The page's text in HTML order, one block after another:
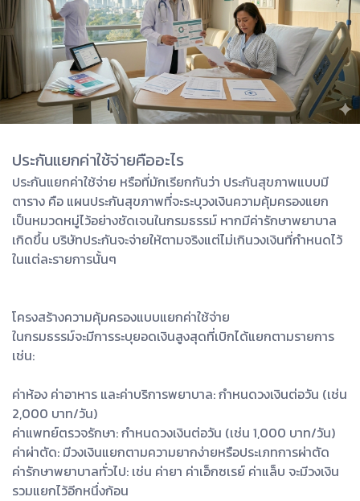
ประกันแยกค่าใช้จ่ายคืออะไร
ประกันแยกค่าใช้จ่าย หรือที่มักเรียกกันว่า ประกันสุขภาพแบบมี
ตาราง คือ แผนประกันสุขภาพที่จะระบุวงเงินความคุ้มครองแยก
เป็นหมวดหมู่ไว้อย่างชัดเจนในกรมธรรม์ หากมีค่ารักษาพยาบาล
เกิดขึ้น บริษัทประกันจะจ่ายให้ตามจริงแต่ไม่เกินวงเงินที่กำหนดไว้
ในแต่ละรายการนั้นๆ
โครงสร้างความคุ้มครองแบบแยกค่าใช้จ่าย
ในกรมธรรม์จะมีการระบุยอดเงินสูงสุดที่เบิกได้แยกตามรายการ
เช่น:
ค่าห้อง ค่าอาหาร และค่าบริการพยาบาล: กำหนดวงเงินต่อวัน (เช่น
2,000 บาท/วัน)
ค่าแพทย์ตรวจรักษา: กำหนดวงเงินต่อวัน (เช่น 1,000 บาท/วัน)
ค่าผ่าตัด: มีวงเงินแยกตามความยากง่ายหรือประเภทการผ่าตัด
ค่ารักษาพยาบาลทั่วไป: เช่น ค่ายา ค่าเอ็กซเรย์ ค่าแล็บ จะมีวงเงิน
รวมแยกไว้อีกหนึ่งก้อน